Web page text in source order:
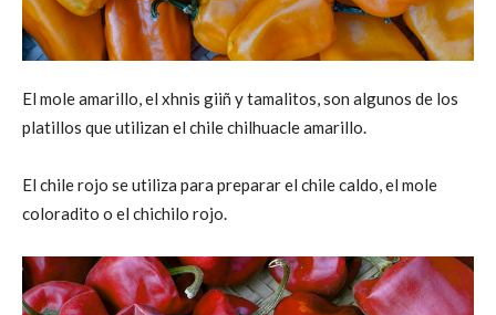
El mole amarillo, el xhnis giiñ y tamalitos, son algunos de los
platillos que utilizan el chile chilhuacle amarillo.
El chile rojo se utiliza para preparar el chile caldo, el mole
coloradito o el chichilo rojo.